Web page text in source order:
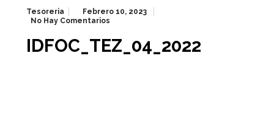
Tesoreria
Febrero 10, 2023
No Hay Comentarios
IDFOC_TEZ_04_2022